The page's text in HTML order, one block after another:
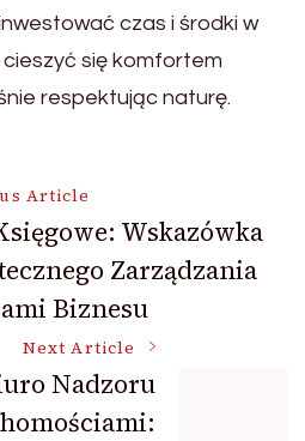
czas i środki w
się komfortem
respektując naturę.
Article
Wskazówka
Zarządzania
Biznesu
Next Article
Nadzoru